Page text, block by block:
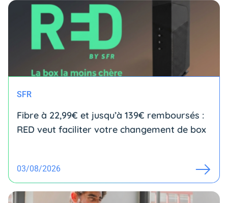
SFR
Fibre à 22,99€ et jusqu’à 139€ remboursés :
RED veut faciliter votre changement de box
03/08/2026